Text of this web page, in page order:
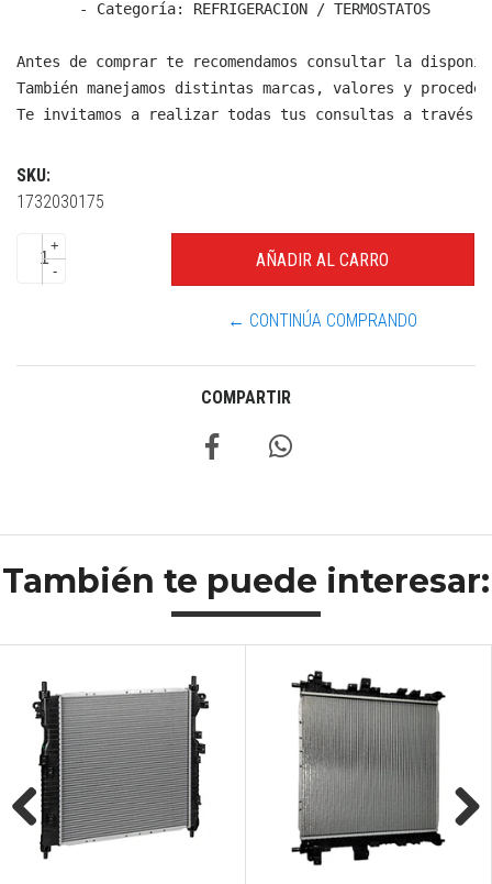
  - Categoría: REFRIGERACION / TERMOSTATOS
Antes de comprar te recomendamos consultar la
También manejamos distintas marcas, valores y
Te invitamos a realizar todas tus consultas a través
SKU:
1732030175
+
-
← CONTINÚA COMPRANDO
COMPARTIR
También te puede interesar:
Previous